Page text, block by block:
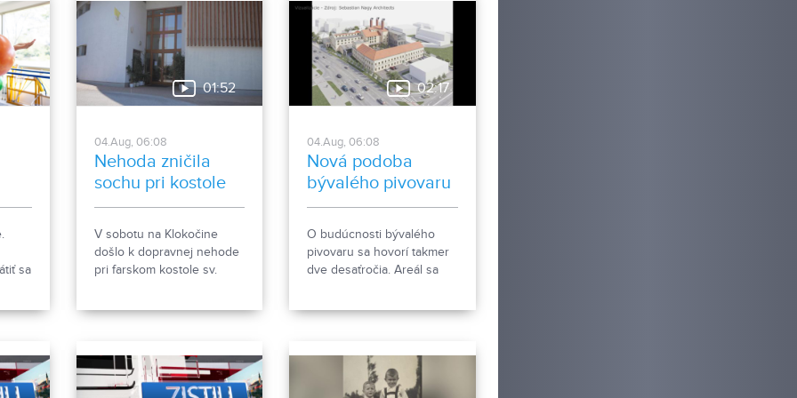
sa
01:52
04.Aug, 06:08
Nehoda zničila
sochu pri kostole
V sobotu na Klokočine
došlo k dopravnej nehode
pri farskom kostole sv.
02:17
04.Aug, 06:08
Nová podoba
bývalého pivovaru
O budúcnosti bývalého
pivovaru sa hovorí takmer
dve desaťročia. Areál sa
s výstavbou novej
polyfunkčnej budovy.